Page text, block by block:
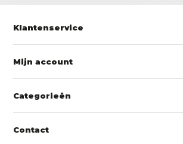
Klantenservice
Mijn account
Categorieën
Contact